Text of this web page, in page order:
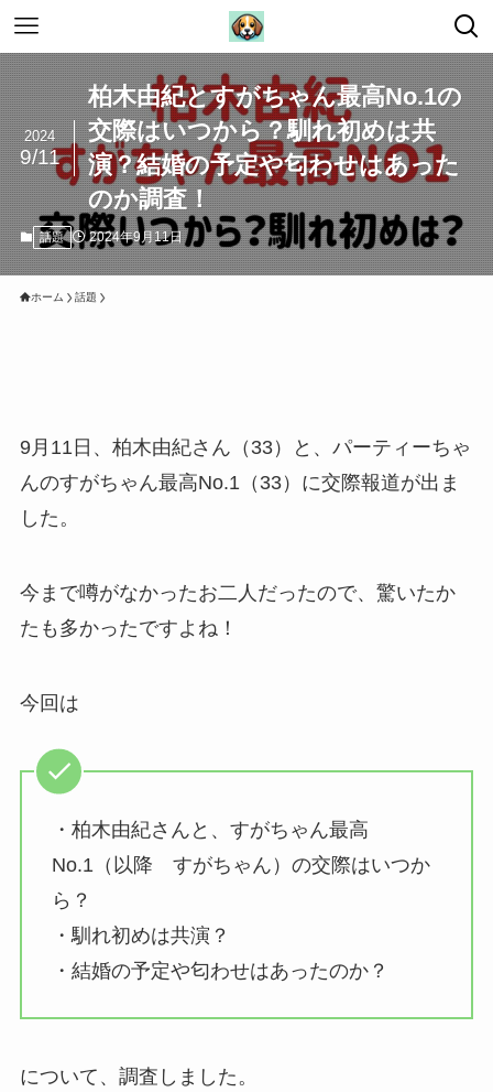
柏木由紀とすがちゃん最高No.1の
交際はいつから？馴れ初めは共
演？結婚の予定や匂わせはあった
のか調査！
2024
9/11
話題 2024年9月11日
ホーム 話題
9月11日、柏木由紀さん（33）と、パーティーちゃ
んのすがちゃん最高No.1（33）に交際報道が出ま
した。
今まで噂がなかったお二人だったので、驚いたか
たも多かったですよね！
今回は
・柏木由紀さんと、すがちゃん最高
No.1（以降 すがちゃん）の交際はいつか
ら？
・馴れ初めは共演？
・結婚の予定や匂わせはあったのか？
について、調査しました。